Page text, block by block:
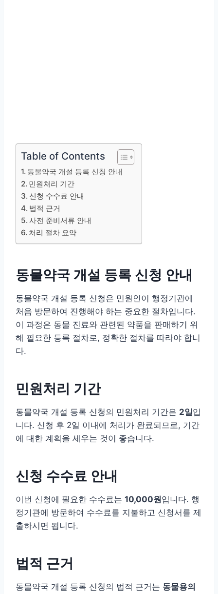
Table of Contents
동물약국 개설 등록 신청 안내
민원처리 기간
신청 수수료 안내
법적 근거
사전 준비서류 안내
처리 절차 요약
동물약국 개설 등록 신청 안내
동물약국 개설 등록 신청은 민원인이 행정기관에
처음 방문하여 진행해야 하는 중요한 절차입니다.
이 과정은 동물 진료와 관련된 약품을 판매하기 위
해 필요한 등록 절차로, 정확한 절차를 따라야 합니
다.
민원처리 기간
동물약국 개설 등록 신청의 민원처리 기간은 2일입
니다. 신청 후 2일 이내에 처리가 완료되므로, 기간
에 대한 계획을 세우는 것이 좋습니다.
신청 수수료 안내
이번 신청에 필요한 수수료는 10,000원입니다. 행
정기관에 방문하여 수수료를 지불하고 신청서를 제
출하시면 됩니다.
법적 근거
동물약국 개설 등록 신청의 법적 근거는 동물용의